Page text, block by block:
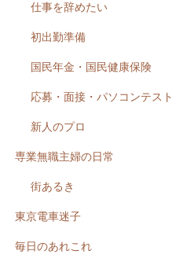
仕事を辞めたい
初出勤準備
国民年金・国民健康保険
応募・面接・パソコンテスト
新人のプロ
専業無職主婦の日常
街あるき
東京電車迷子
毎日のあれこれ